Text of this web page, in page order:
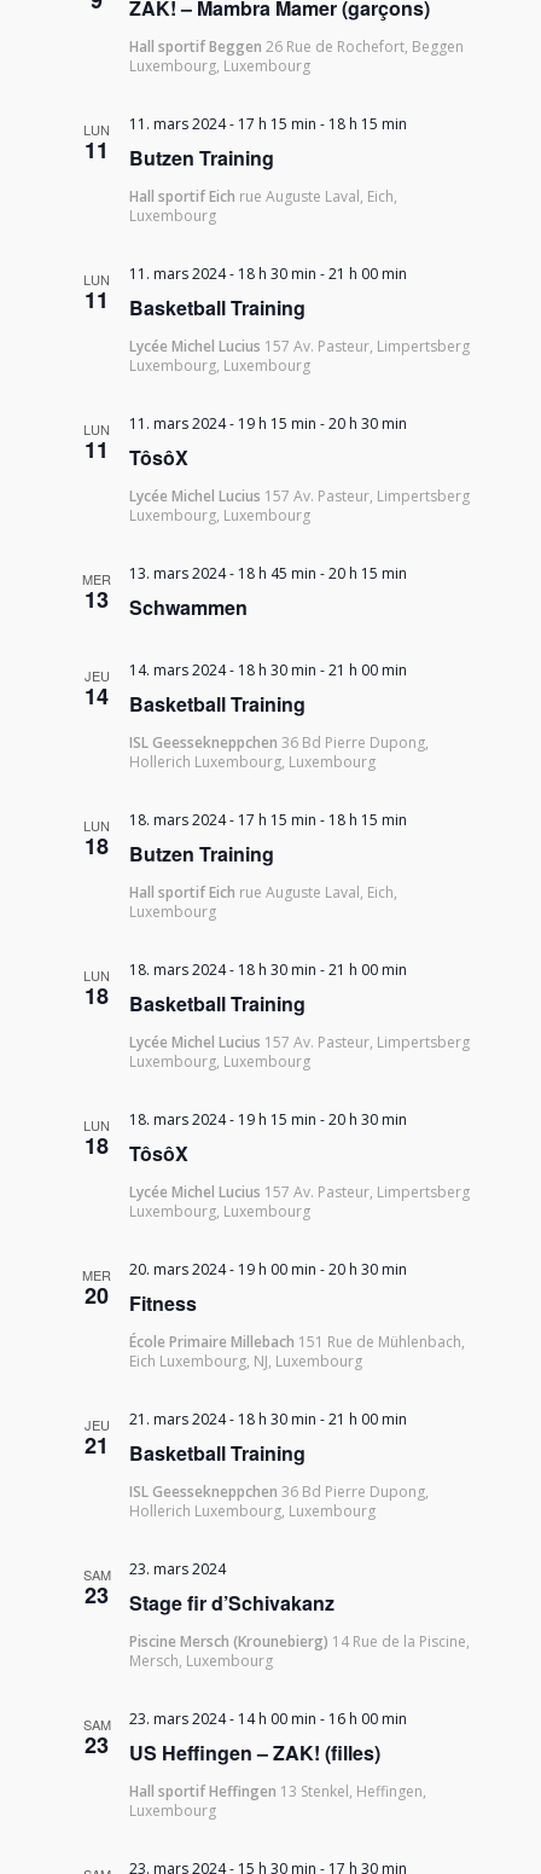
ZAK! – Mambra Mamer (garçons)
Hall sportif Beggen26 Rue de Rochefort, Beggen
Luxembourg, Luxembourg
LUN
11 Butzen Training
11. mars 2024 - 17 h 15 min - 18 h 15 min
Hall sportif Eich rue Auguste Laval, Eich,
Luxembourg
LUN
11 Basketball Training
11. mars 2024 - 18 h 30 min -21 h 00 min
Lycée Michel Lucius 157 Av. Pasteur, Limpertsberg
Luxembourg, Luxembourg
LUN
11 TôsôX
11. mars 2024 - 19 h 15 min -20 h 30 min
Lycée Michel Lucius 157 Av. Pasteur, Limpertsberg
Luxembourg, Luxembourg
MER
13 Schwammen
13. mars 2024 - 18 h 45 min -20 h 15 min
JEU
14 Basketball Training
14. mars 2024 - 18 h 30 min -21 h 00 min
ISL Geessekneppchen36 Bd Pierre Dupong,
Hollerich Luxembourg, Luxembourg
LUN
18 Butzen Training
18. mars 2024 - 17 h 15 min - 18 h 15 min
Hall sportif Eich rue Auguste Laval, Eich,
Luxembourg
LUN
18 Basketball Training
18. mars 2024 - 18 h 30 min -21 h 00 min
Lycée Michel Lucius 157 Av. Pasteur, Limpertsberg
Luxembourg, Luxembourg
LUN
18 TôsôX
18. mars 2024 - 19 h 15 min -20 h 30 min
Lycée Michel Lucius 157 Av. Pasteur, Limpertsberg
Luxembourg, Luxembourg
MER
20 Fitness
20. mars 2024 - 19 h 00 min -20 h 30 min
École Primaire Millebach 151 Rue de Mühlenbach,
Eich Luxembourg, NJ, Luxembourg
JEU
21 Basketball Training
21. mars 2024 - 18 h 30 min -21 h 00 min
ISL Geessekneppchen36 Bd Pierre Dupong,
Hollerich Luxembourg, Luxembourg
SAM
23 Stage fir d’Schivakanz
23. mars 2024
Piscine Mersch (Krounebierg) 14 Rue de la Piscine,
Mersch, Luxembourg
SAM
23 US Heffingen – ZAK! (filles)
23. mars 2024 - 14 h 00 min - 16 h 00 min
Hall sportif Heffingen 13 Stenkel, Heffingen,
Luxembourg
23. mars 2024 - 15 h 30 min - 17 h 30 min